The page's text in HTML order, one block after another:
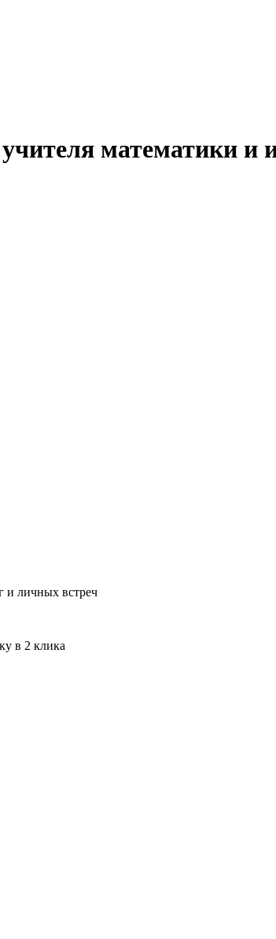
математики
и личных встреч
в 2 клика